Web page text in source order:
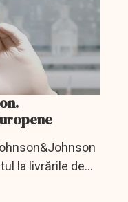
la livrările de
Europeană pe